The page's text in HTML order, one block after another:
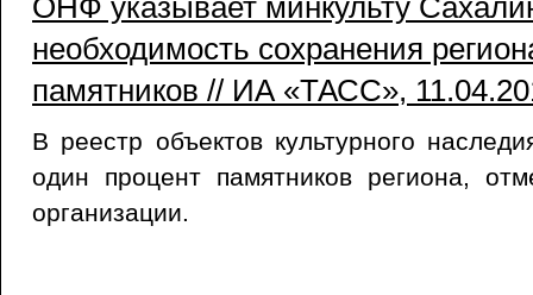
ОНФ указывает минкульту
необходимость сохранения
памятников // ИА «ТАСС»,
В реестр объектов культурного
один процент памятников региона,
организации.